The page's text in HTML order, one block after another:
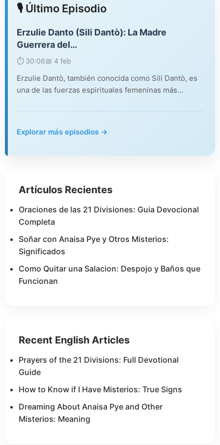
🎙️ Último Episodio
Erzulie Danto (Sili Dantò): La Madre
Guerrera del…
⏱️ 30:06📅 4 feb
Erzulie Dantò, también conocida como Sili Dantò, es
una de las fuerzas espirituales femeninas más…
Explorar más episodios →
Artículos Recientes
Oraciones de las 21 Divisiones: Guia Devocional
Completa
Soñar con Anaisa Pye y Otros Misterios:
Significados
Como Quitar una Salacion: Despojo y Baños que
Funcionan
Recent English Articles
Prayers of the 21 Divisions: Full Devotional
Guide
How to Know if I Have Misterios: True Signs
Dreaming About Anaisa Pye and Other
Misterios: Meaning